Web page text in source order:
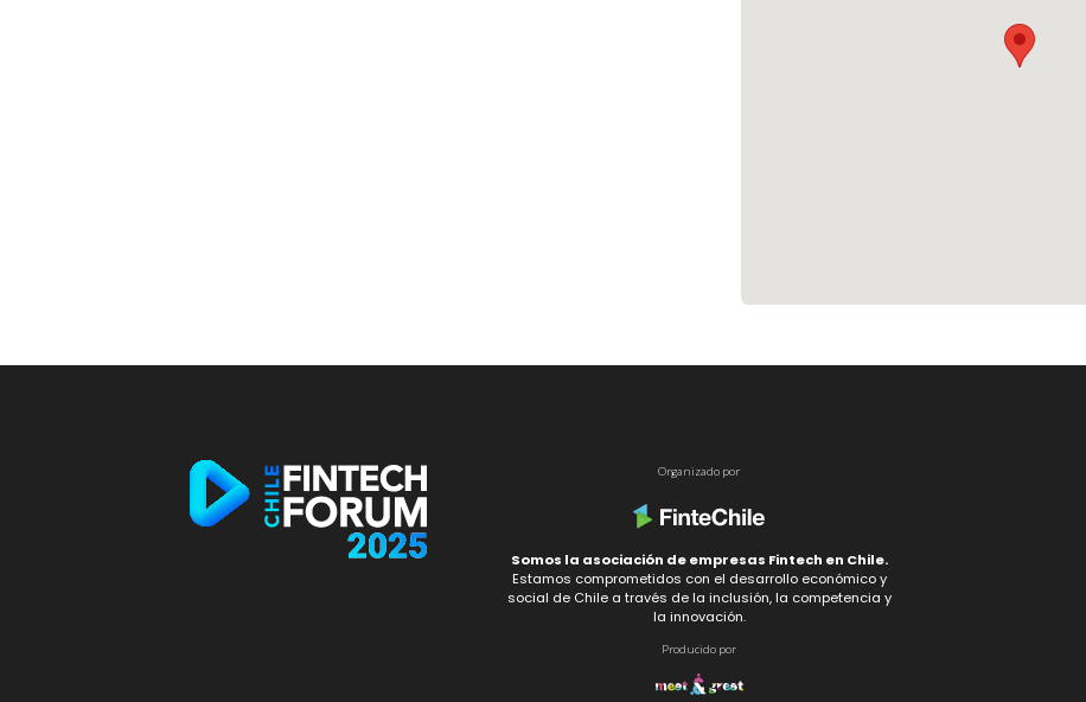
Organizado por
Somos la asociación de empresas Fintech en Chile.
Estamos comprometidos con el desarrollo económico y
social de Chile a través de la inclusión, la competencia y
la innovación.
Producido por